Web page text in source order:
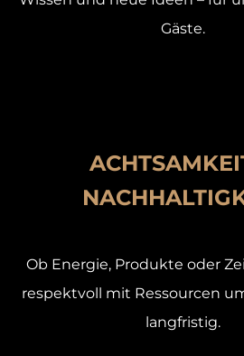
Gäste.
Ob Energie, Produkte oder
respektvoll mit Ressourcen
langfristig.